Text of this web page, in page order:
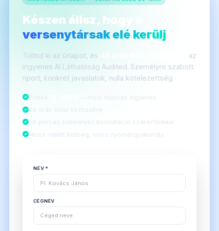
Készen állsz, hogy a
versenytársak elé kerülj
Töltsd ki az űrlapot, és
az
ingyenes AI Láthatóság Audited. Személyre szabott
riport, konkrét javaslatok, nulla kötelezettség.
Értéke
— most teljesen ingyenes
48 órán belül kézbesítve
30 perces személyes konzultáció szakértőnkkel
Nincs rejtett költség, nincs nyomásgyakorlás
NÉV *
CÉGNÉV